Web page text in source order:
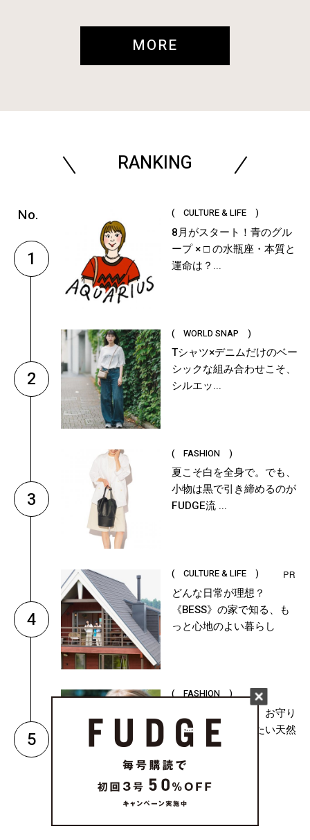
MORE
RANKING
1
( CULTURE & LIFE )
8月がスタート！青のグル
ープ × □ の水瓶座・本質と
運命は？...
2
( WORLD SNAP )
Tシャツ×デニムだけのベー
シックな組み合わせこそ、
シルエッ...
3
( FASHION )
夏こそ白を全身で。でも、
小物は黒で引き締めるのが
FUDGE流 ...
4
( CULTURE & LIFE )
どんな日常が理想？
《BESS》の家で知る、も
っと心地のよい暮らし
5
( FASHION )
石には意味がある。お守り
みたいに毎日着けたい天然
石ジュエリー